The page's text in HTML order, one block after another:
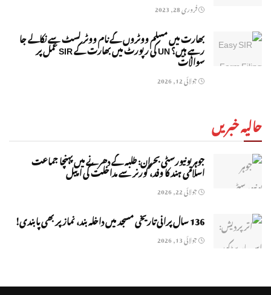
فروری 28, 2023
بھارت میں مسلم ووٹروں کے نام ووٹر لسٹ سے نکالے جا
رہے ہیں؟ UN کی رپورٹ میں بھارت کے SIR عمل پر
سوالات
جولائی 12, 2026
حالیہ خبریں
جوہر یونیورسٹی بحران: طلبہ کے دھرنے میں پہنچا جماعت
اسلامی ہند کا وفد، گورنر سے مداخلت کی اپیل
جولائی 22, 2026
136 سال پرانی تاریخی مسجد میں داخلہ بند، نماز پر بھی پابندی!
جولائی 13, 2026